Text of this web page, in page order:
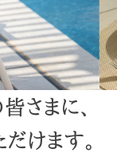
さまに、
けます。